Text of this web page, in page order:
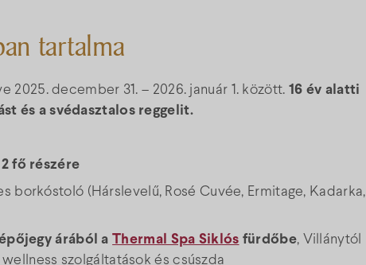
tartalma
2025. december 31. – 2026. január 1. között. 16 év alatti
és a svédasztalos reggelit.
fő részére
borkóstoló (Hárslevelű, Rosé Cuvée, Ermitage, Kadarka,
árából a Thermal Spa Siklós fürdőbe, Villánytól
szolgáltatások és csúszda